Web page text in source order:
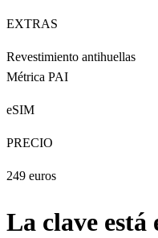
EXTRAS
Revestimiento antihuellas
Métrica PAI
eSIM
PRECIO
249 euros
La clave está